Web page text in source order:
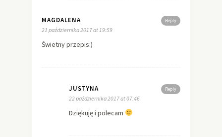
Reply
MAGDALENA
21 października 2017 at 19:59
Świetny przepis:)
Reply
JUSTYNA
22 października 2017 at 07:46
Dziękuję i polecam